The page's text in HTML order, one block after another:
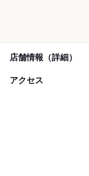
店舗情報（詳細）
アクセス